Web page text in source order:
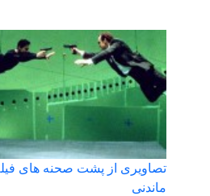
تصاویری از پشت صحنه های
ماندنی